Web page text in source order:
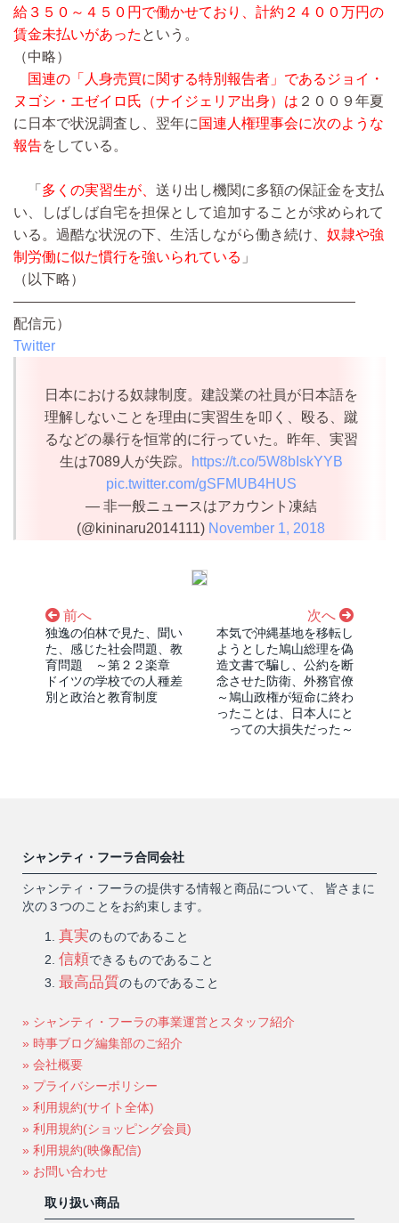
給３５０～４５０円で働かせており、計約２４００万円の
賃金未払いがあった という。
（中略）
国連の「人身売買に関する特別報告者」であるジョイ・
ヌゴシ・エゼイロ氏（ナイジェリア出身）は ２００９年夏
に日本で状況調査し、翌年に 国連人権理事会に次のような
報告をしている。
「 多くの実習生が、 送り出し機関に多額の保証金を支払
い、しばしば自宅を担保として追加することが求められて
いる。過酷な状況の下、生活しながら働き続け、 奴隷や強
制労働に似た慣行を強いられている 」
（以下略）
————————————————————————
配信元）
Twitter
日本における奴隷制度。建設業の社員が日本語を
理解しないことを理由に実習生を叩く、殴る、蹴
るなどの暴行を恒常的に行っていた。昨年、実習
生は7089人が失踪。
https://t.co/5W8bIskYYB
pic.twitter.com/gSFMUB4HUS
— 非一般ニュースはアカウント凍結
(@kininaru2014111) November 1, 2018
前へ
独逸の伯林で見た、聞い
た、感じた社会問題、教
育問題 ～第２２楽章
ドイツの学校での人種差
別と政治と教育制度
次へ
本気で沖縄基地を移転し
ようとした鳩山総理を偽
造文書で騙し、公約を断
念させた防衛、外務官僚
～鳩山政権が短命に終わ
ったことは、日本人にと
っての大損失だった～
シャンティ・フーラ合同会社
シャンティ・フーラの提供する情報と商品について、 皆さまに
次の３つのことをお約束します。
真実のものであること
信頼できるものであること
最高品質のものであること
» シャンティ・フーラの事業運営とスタッフ紹介
» 時事ブログ編集部のご紹介
» 会社概要
» プライバシーポリシー
» 利用規約(サイト全体)
» 利用規約(ショッピング会員)
» 利用規約(映像配信)
» お問い合わせ
取り扱い商品